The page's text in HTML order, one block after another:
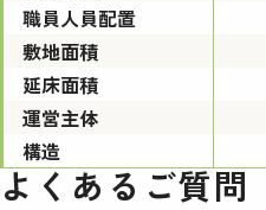
職員人員配置
敷地面積
延床面積
運営主体
構造
よくあるご質問